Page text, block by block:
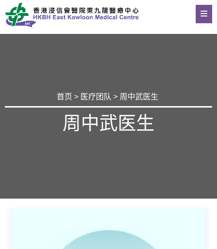
首页 > 医疗团队 > 周中武医生
周中武医生